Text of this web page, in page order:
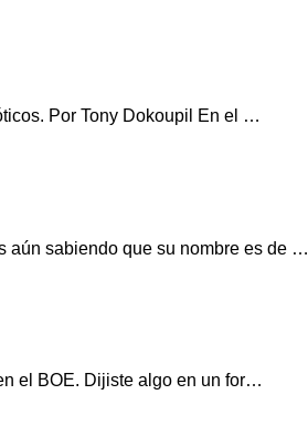
Por Tony Dokoupil En el …
aún sabiendo que su nombre es de …
el BOE. Dijiste algo en un for…